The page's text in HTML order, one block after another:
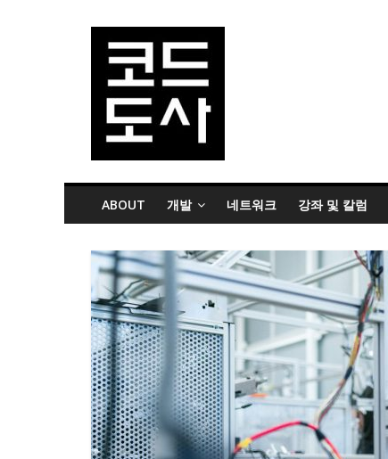
ABOUT 개발 네트워크 강좌 및 칼럼